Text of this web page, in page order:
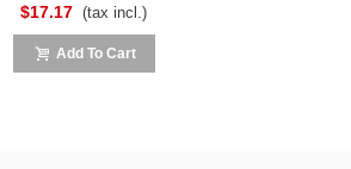
$17.17 (tax incl.)
Add To Cart